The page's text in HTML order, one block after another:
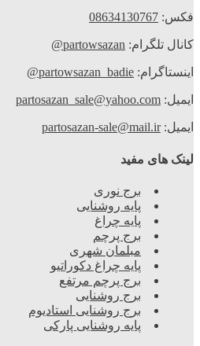
08634130767
تلگرام:partowsazan@
partowsazan_badie@
partosazan_sale@yahoo.com
partosazan-sale@mail.ir
های مفید
برج نوری
پایه روشنایی
پایه چراغ
برج پرچم
مبلمان شهری
پایه چراغ دکوراتیو
برج پرچم مرتفع
برج روشنایی
برج روشنایی استادیوم
پایه روشنایی پارکی